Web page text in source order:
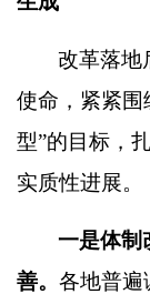
改革落地
使命，紧紧围
型”的目标，
实质性进展。
一是体制
善。 各地普遍